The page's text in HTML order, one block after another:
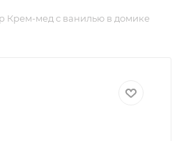
Крем-мед с ванилью в домике